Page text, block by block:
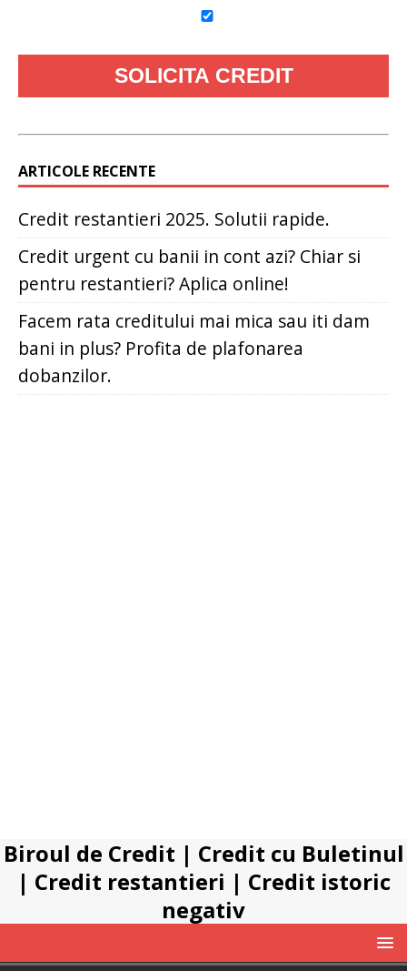
ARTICOLE RECENTE
Credit restantieri 2025. Solutii rapide.
Credit urgent cu banii in cont azi? Chiar si
pentru restantieri? Aplica online!
Facem rata creditului mai mica sau iti dam
bani in plus? Profita de plafonarea
dobanzilor.
Biroul de Credit | Credit cu Buletinul
| Credit restantieri | Credit istoric
negativ